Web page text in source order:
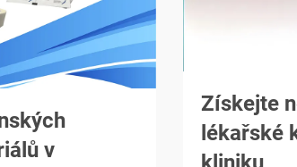
v
Získejte
lékařské